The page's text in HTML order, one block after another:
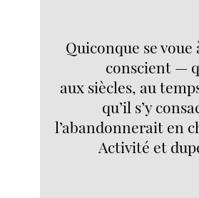
Quiconque se
conscient —
aux siècles, au
qu’il s’y
l’abandonnerait en
Activité et